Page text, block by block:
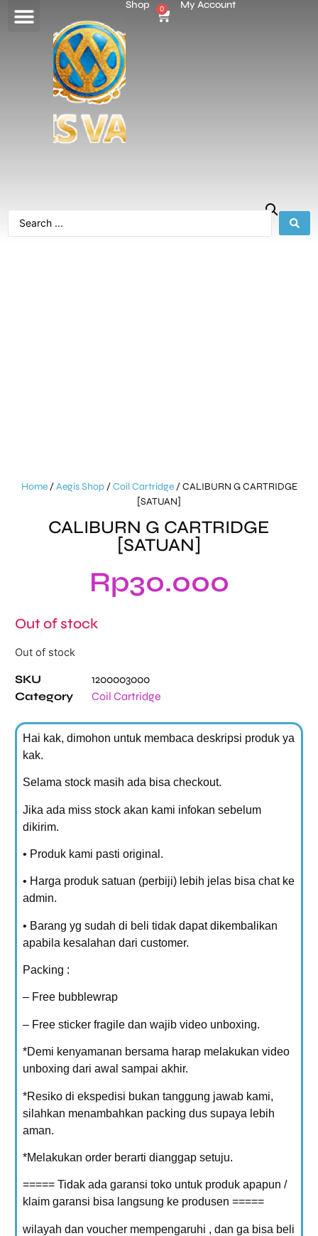
Shop 0 My Account
Home/Aegis Shop/Coil Cartridge/ CALIBURN G CARTRIDGE
[SATUAN]
CALIBURN G CARTRIDGE
[SATUAN]
Rp30.000
Out of stock
Out of stock
SKU
1200003000
Category
Coil Cartridge
Hai kak, dimohon untuk membaca deskripsi produk ya
kak.
Selama stock masih ada bisa checkout.
Jika ada miss stock akan kami infokan sebelum
dikirim.
• Produk kami pasti original.
• Harga produk satuan (perbiji) lebih jelas bisa chat ke
admin.
• Barang yg sudah di beli tidak dapat dikembalikan
apabila kesalahan dari customer.
Packing :
– Free bubblewrap
– Free sticker fragile dan wajib video unboxing.
*Demi kenyamanan bersama harap melakukan video
unboxing dari awal sampai akhir.
*Resiko di ekspedisi bukan tanggung jawab kami,
silahkan menambahkan packing dus supaya lebih
aman.
*Melakukan order berarti dianggap setuju.
===== Tidak ada garansi toko untuk produk apapun /
klaim garansi bisa langsung ke produsen =====
wilayah dan voucher mempengaruhi , dan ga bisa beli